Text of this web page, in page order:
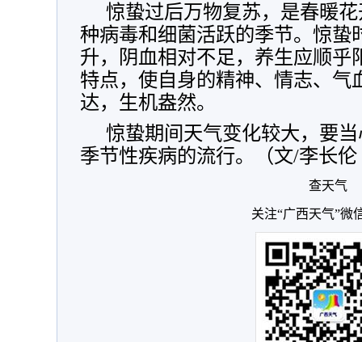
惊蛰过后万物复苏，是春暖
种病毒和细菌活跃的季节。惊蛰
升，阴血相对不足，养生应顺乎
特点，使自身的精神、情志、气
达，生机盎然。
惊蛰期间天气变化较大，要
季节性疾病的流行。（文/李长
查天气
关注“广西天气”微